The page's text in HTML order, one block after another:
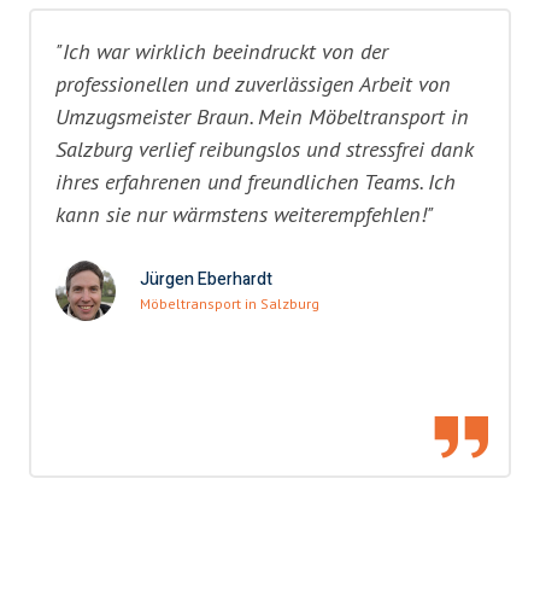
"Ich war wirklich beeindruckt von der
professionellen und zuverlässigen Arbeit von
Umzugsmeister Braun. Mein Möbeltransport in
Salzburg verlief reibungslos und stressfrei dank
ihres erfahrenen und freundlichen Teams. Ich
kann sie nur wärmstens weiterempfehlen!"
Jürgen Eberhardt
Möbeltransport in Salzburg